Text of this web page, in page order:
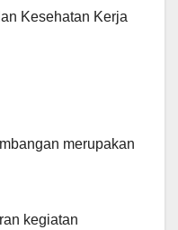
Kesehatan Kerja
merupakan
kegiatan